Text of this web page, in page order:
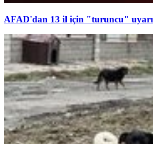
AFAD'dan 13 il için "turuncu" uyarı